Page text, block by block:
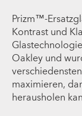
Prizm™-
Kontrast und
Oakley und
maximieren,
herausholen